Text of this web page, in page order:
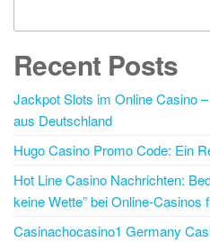
Recent Posts
Jackpot Slots im Online Casino
aus Deutschland
Hugo Casino Promo Code: Ein
Hot Line Casino Nachrichten:
keine Wette” bei Online-Casinos
Casinachocasino1 Germany